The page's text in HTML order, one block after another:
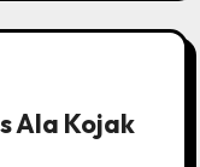
Ala Kojak